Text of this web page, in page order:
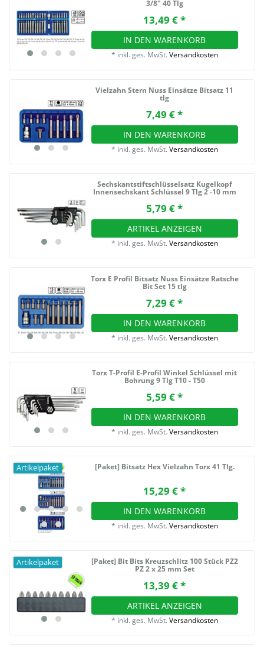
3/8" 40 Tlg
13,49 € *
IN DEN WARENKORB
* inkl. ges. MwSt. Versandkosten
Vielzahn Stern Nuss Einsätze Bitsatz 11
tlg
7,49 € *
IN DEN WARENKORB
* inkl. ges. MwSt. Versandkosten
Sechskantstiftschlüsselsatz Kugelkopf
Innensechskant Schlüssel 9 Tlg 2 -10 mm
5,79 € *
ARTIKEL ANZEIGEN
* inkl. ges. MwSt. Versandkosten
Torx E Profil Bitsatz Nuss Einsätze Ratsche
Bit Set 15 tlg
7,29 € *
IN DEN WARENKORB
* inkl. ges. MwSt. Versandkosten
Torx T-Profil E-Profil Winkel Schlüssel mit
Bohrung 9 Tlg T10 - T50
5,59 € *
IN DEN WARENKORB
* inkl. ges. MwSt. Versandkosten
Artikelpaket [Paket] Bitsatz Hex Vielzahn Torx 41 Tlg.
15,29 € *
IN DEN WARENKORB
* inkl. ges. MwSt. Versandkosten
Artikelpaket [Paket] Bit Bits Kreuzschlitz 100 Stück PZ2
PZ 2 x 25 mm Set
13,39 € *
ARTIKEL ANZEIGEN
* inkl. ges. MwSt. Versandkosten